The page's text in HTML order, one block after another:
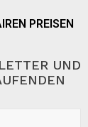
PREISEN
UND